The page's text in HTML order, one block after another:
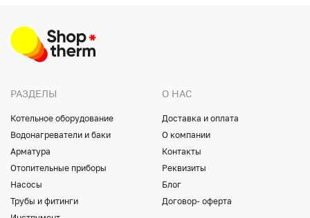
РАЗДЕЛЫ
Котельное оборудование
Водонагреватели и баки
Арматура
Отопительные приборы
Насосы
Трубы и фитинги
О НАС
Доставка и оплата
О компании
Контакты
Реквизиты
Блог
Договор- оферта